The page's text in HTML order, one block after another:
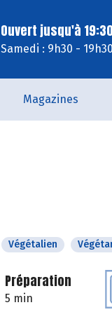
Ouvert jusqu'à
Samedi : 9h30 - 19h30
Magazines
Végétalien
Préparation
5 min